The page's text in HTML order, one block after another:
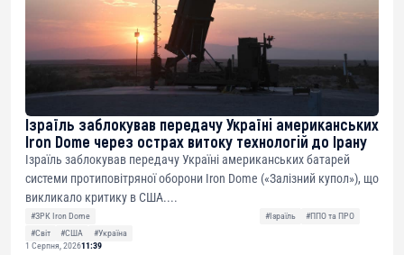
Ізраїль заблокував передачу Україні американських
Iron Dome через острах витоку технологій до Ірану
Ізраїль заблокував передачу Україні американських батарей
системи протиповітряної оборони Iron Dome («Залізний купол»), що
викликало критику в США....
#ЗРК Iron Dome #Ізраїль
#ППО та ПРО
#Світ
#США
#Україна
1 Серпня, 202611:39